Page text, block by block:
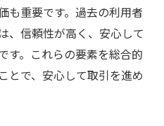
も重要です。過去の利用者
、信頼性が高く、安心して
す。これらの要素を総合的
とで、安心して取引を進め